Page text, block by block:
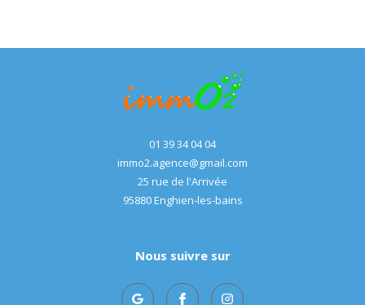
01 39 34 04 04
immo2.agence@gmail.com
25 rue de l'Arrivée
95880 enghien-les-bains
Nous suivre sur